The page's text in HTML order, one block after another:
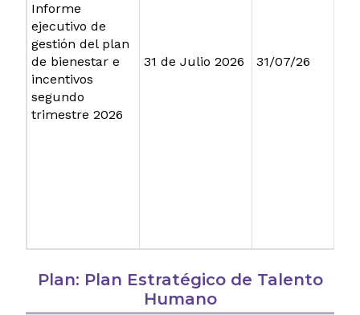
Informe
ejecutivo de
gestión del plan
de bienestar e
incentivos
segundo
trimestre 2026
31 de Julio 2026 31/07/26
Plan: Plan Estratégico de Talento
Humano